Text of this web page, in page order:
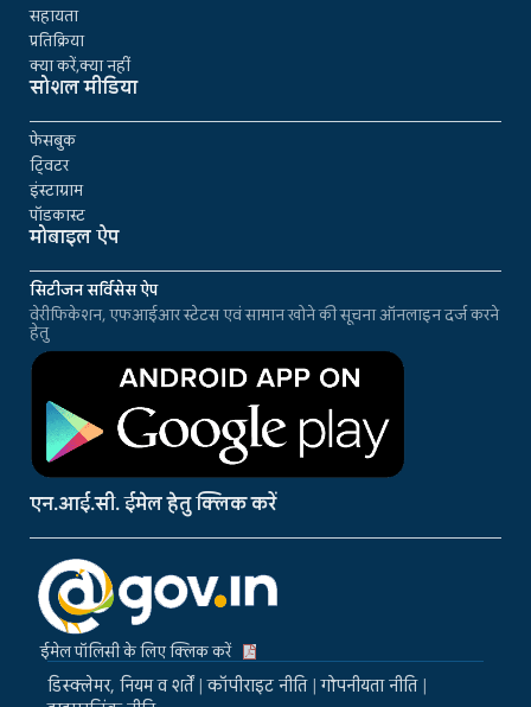
सहायता
प्रतिक्रिया
क्या करें,क्या नहीं
सोशल मीडिया
फेसबुक
ट्विटर
इंस्टाग्राम
पॉडकास्ट
मोबाइल ऐप
सिटीजन सर्विसेस ऐप
वेरीफिकेशन, एफआईआर स्टेटस एवं सामान खोने की सूचना ऑनलाइन दर्ज करने
हेतु
एन.आई.सी. ईमेल हेतु क्लिक करें
ईमेल पॉलिसी के लिए क्लिक करें
डिस्क्लेमर, नियम व शर्तें|कॉपीराइट नीति|गोपनीयता नीति|